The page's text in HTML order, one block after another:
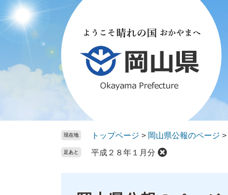
ー
ジ
ニ
ュ
現在地 トップページ > 岡山県公報のページ >
足あと 平成２８年１月分